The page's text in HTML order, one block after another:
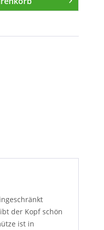
der Kopf schön
ist in